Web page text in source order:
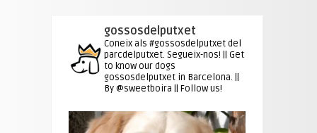
gossosdelputxet
Coneix als #gossosdelputxet del
parcdelputxet. Segueix-nos! || Get
to know our dogs
gossosdelputxet in Barcelona. ||
By @sweetboira || Follow us!